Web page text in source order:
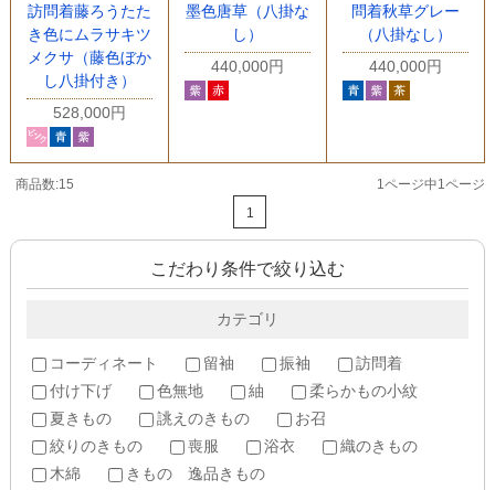
訪問着藤ろうたた
き色にムラサキツ
メクサ（藤色ぼか
し八掛付き）
528,000円
墨色唐草（八掛な
し）
440,000円
問着秋草グレー
（八掛なし）
440,000円
商品数:15
1ページ中1ページ
1
こだわり条件で絞り込む
カテゴリ
コーディネート 留袖 振袖
訪問着
付け下げ
色無地 紬
柔らかもの小紋
夏きもの
誂えのきもの
お召
絞りのきもの
喪服 浴衣
織のきもの
木綿
きもの 逸品きもの